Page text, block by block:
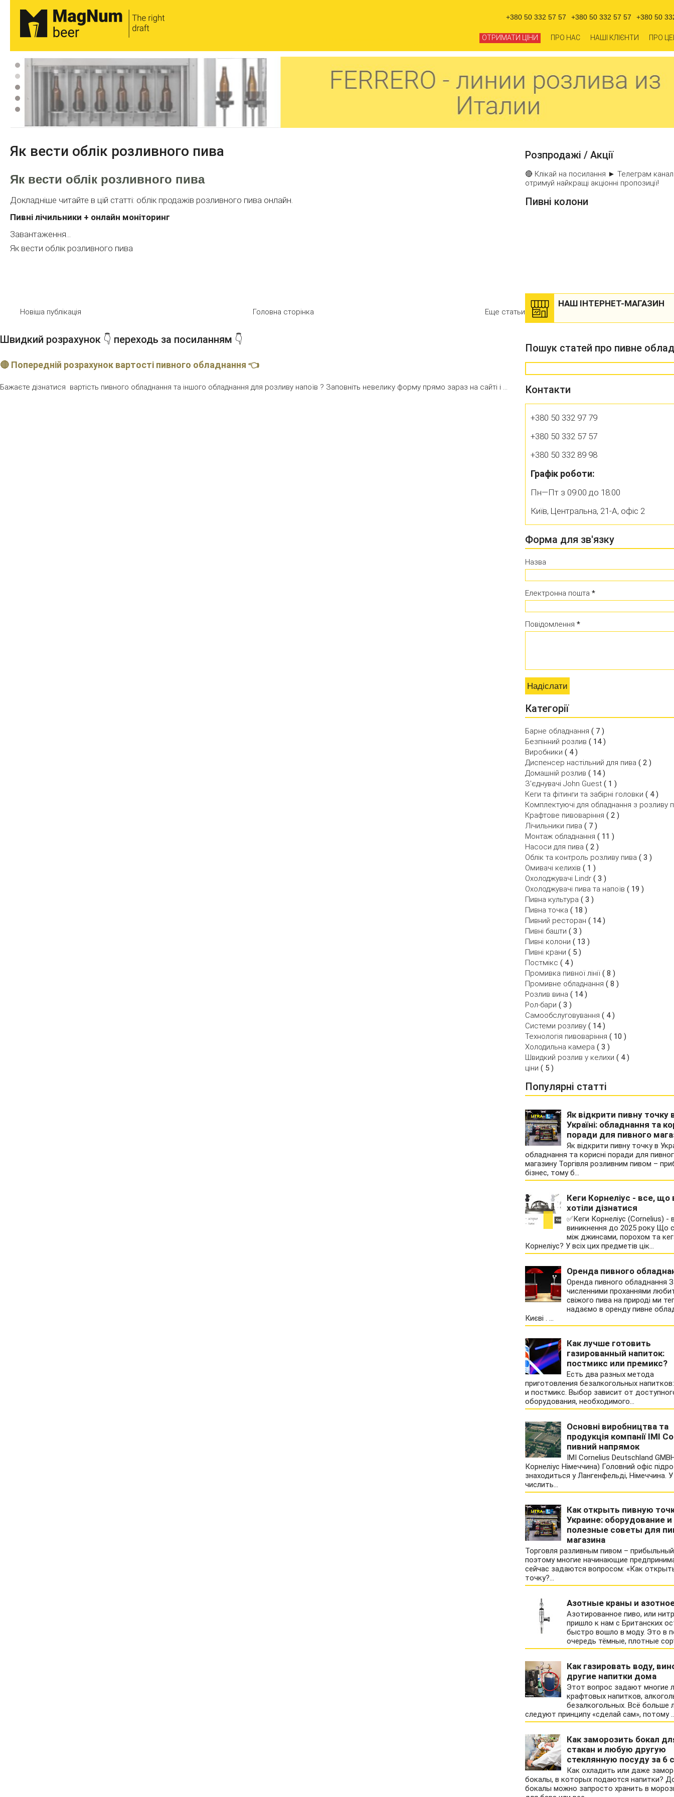
+380 50 332 57 57 +380 50 332 57 57 +380 50
ОТРИМАТИ ЦІНИ ПРО НАС НАШІ КЛІЄНТИ ПРО
Як вести облік розливного пива
Як вести облік розливного пива
Докладніше читайте в цій статті: облік продажів розливного пива онлайн.
Пивні лічильники + онлайн моніторинг
Завантаження...
Як вести облік розливного пива
Новіша публікація Еще статьи
Головна сторінка
Швидкий розрахунок 👇 переходь за посиланням 👇
🔴 Попередній розрахунок вартості пивного обладнання 👈
Бажаєте дізнатися вартість пивного обладнання та іншого обладнання для розливу напоїв ? Заповніть невелику форму прямо зараз на сайті і ...
Розпродажі / Акції
🔴 Клікай на посилання ► Телеграм канал
отримуй найкращі акціонні пропозиції!
Пивні колони
НАШ ІНТЕРНЕТ-МАГАЗИН
Пошук статей про пивне
Контакти
+380 50 332 97 79
+380 50 332 57 57
+380 50 332 89 98
Графік роботи:
Пн—Пт з 09:00 до 18:00
Київ, Центральна, 21-А, офіс 2
Форма для зв'язку
Назва
Електронна пошта *
Повідомлення *
Категорії
Барне обладнання ( 7 )
Безпінний розлив ( 14 )
Виробники ( 4 )
Диспенсер настільний для пива ( 2 )
Домашній розлив ( 14 )
З'єднувачі John Guest ( 1 )
Кеги та фітинги та забірні головки ( 4 )
Комплектуючі для обладнання з розливу
Крафтове пивоваріння ( 2 )
Лічильники пива ( 7 )
Монтаж обладнання ( 11 )
Насоси для пива ( 2 )
Облік та контроль розливу пива ( 3 )
Омивачі келихів ( 1 )
Охолоджувачі Lindr ( 3 )
Охолоджувачі пива та напоїв ( 19 )
Пивна культура ( 3 )
Пивна точка ( 18 )
Пивний ресторан ( 14 )
Пивні башти ( 3 )
Пивні колони ( 13 )
Пивні крани ( 5 )
Постмікс ( 4 )
Промивка пивної лінії ( 8 )
Промивне обладнання ( 8 )
Розлив вина ( 14 )
Рол-бари ( 3 )
Самообслуговування ( 4 )
Системи розливу ( 14 )
Технологія пивоваріння ( 10 )
Холодильна камера ( 3 )
Швидкий розлив у келихи ( 4 )
ціни ( 5 )
Популярні статті
Як відкрити пивну точку
Україні: обладнання та
поради для пивного
Як відкрити пивну точку в
обладнання та корисні поради для
магазину Торгівля розливним пивом –
бізнес, тому б...
Кеги Корнеліус - все, що
хотіли дізнатися
✅Кеги Корнеліус (Cornelius) -
виникнення до 2025 року Що
між джинсами, порохом та
Корнеліус? У всіх цих предметів цік...
Оренда пивного
Оренда пивного обладнання
численними проханнями
свіжого пива на природі ми
надаємо в оренду пивне
Києві . ...
Как лучше готовить
газированный напиток:
постмикс или премикс?
Есть два разных метода
приготовления безалкогольных
и постмикс. Выбор зависит от
оборудования, необходимого...
Основні виробництва та
продукція компанії IMI
пивний напрямок
IMI Cornelius Deutschland
Корнеліус Німеччина) Головний офіс
знаходиться у Лангенфельді, Німеччина.
числить...
Как открыть пивную
Украине: оборудование и
полезные советы для
магазина
Торговля разливным пивом –
поэтому многие начинающие
сейчас задаются вопросом: «Как
точку?...
Азотные краны и
Азотированное пиво, или
пришло к нам с Британских
быстро вошло в моду. Это в
очередь тёмные, плотные
Как газировать воду,
другие напитки дома
Этот вопрос задают многие
крафтовых напитков,
безалкогольных. Всё больше
следуют принципу «сделай сам», потому
Как заморозить бокал
стакан и любую другую
стеклянную посуду за 6
Как охладить или даже
бокалы, в которых подаются напитки?
бокалы можно запросто хранить в